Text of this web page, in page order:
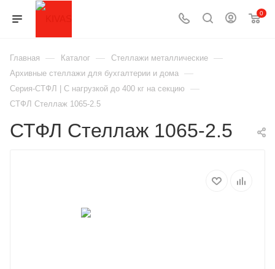
0
Главная — Каталог — Стеллажи металлические —
Архивные стеллажи для бухгалтерии и дома —
Серия-СТФЛ | С нагрузкой до 400 кг на секцию —
СТФЛ Стеллаж 1065-2.5
СТФЛ Стеллаж 1065-2.5